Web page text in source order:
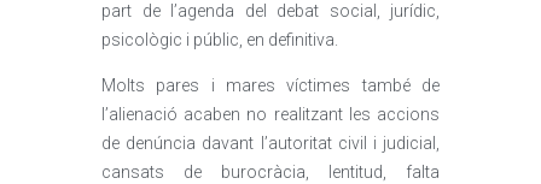
part de l’agenda del debat social, jurídic,
psicològic i públic, en definitiva.
Molts pares i mares víctimes també de
l’alienació acaben no realitzant les accions
de denúncia davant l’autoritat civil i judicial,
cansats de burocràcia, lentitud, falta